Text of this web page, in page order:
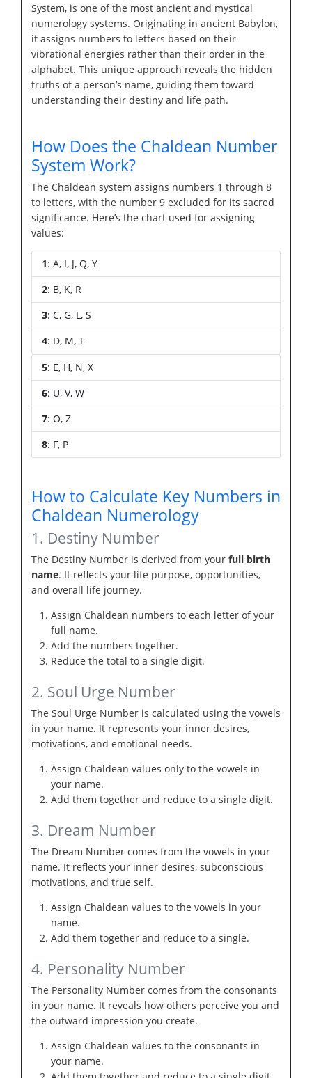
System, is one of the most ancient and mystical
numerology systems. Originating in ancient Babylon,
it assigns numbers to letters based on their
vibrational energies rather than their order in the
alphabet. This unique approach reveals the hidden
truths of a person’s name, guiding them toward
understanding their destiny and life path.
How Does the Chaldean Number
System Work?
The Chaldean system assigns numbers 1 through 8
to letters, with the number 9 excluded for its sacred
significance. Here’s the chart used for assigning
values:
1: A, I, J, Q, Y
2: B, K, R
3: C, G, L, S
4: D, M, T
5: E, H, N, X
6: U, V, W
7: O, Z
8: F, P
How to Calculate Key Numbers in
Chaldean Numerology
1. Destiny Number
The Destiny Number is derived from your full birth
name. It reflects your life purpose, opportunities,
and overall life journey.
Assign Chaldean numbers to each letter of your
full name.
Add the numbers together.
Reduce the total to a single digit.
2. Soul Urge Number
The Soul Urge Number is calculated using the vowels
in your name. It represents your inner desires,
motivations, and emotional needs.
Assign Chaldean values only to the vowels in
your name.
Add them together and reduce to a single digit.
3. Dream Number
The Dream Number comes from the vowels in your
name. It reflects your inner desires, subconscious
motivations, and true self.
Assign Chaldean values to the vowels in your
name.
Add them together and reduce to a single.
4. Personality Number
The Personality Number comes from the consonants
in your name. It reveals how others perceive you and
the outward impression you create.
Assign Chaldean values to the consonants in
your name.